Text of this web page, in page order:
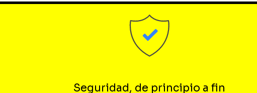
Seguridad, de principio a fin